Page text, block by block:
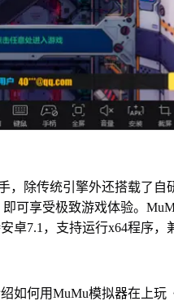
，除传统引擎外还搭载了自
可享受极致游戏体验。
卓7.1，支持运行x64程序，
如何用MuMu模拟器在上玩